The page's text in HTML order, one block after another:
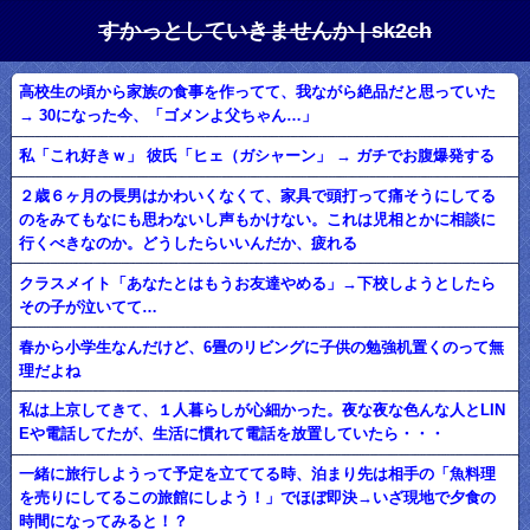
すかっとしていきませんか | sk2ch
高校生の頃から家族の食事を作ってて、我ながら絶品だと思っていた
→ 30になった今、「ゴメンよ父ちゃん…」
私「これ好きｗ」 彼氏「ヒェ（ガシャーン」 → ガチでお腹爆発する
２歳６ヶ月の長男はかわいくなくて、家具で頭打って痛そうにしてる
のをみてもなにも思わないし声もかけない。これは児相とかに相談に
行くべきなのか。どうしたらいいんだか、疲れる
クラスメイト「あなたとはもうお友達やめる」→下校しようとしたら
その子が泣いてて…
春から小学生なんだけど、6畳のリビングに子供の勉強机置くのって無
理だよね
私は上京してきて、１人暮らしが心細かった。夜な夜な色んな人とLIN
Eや電話してたが、生活に慣れて電話を放置していたら・・・
一緒に旅行しようって予定を立ててる時、泊まり先は相手の「魚料理
を売りにしてるこの旅館にしよう！」でほぼ即決→いざ現地で夕食の
時間になってみると！？